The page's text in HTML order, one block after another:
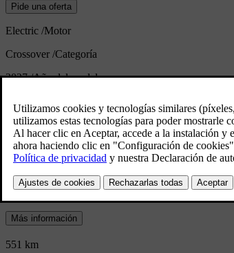
Pide una oferta
Electric /Motor
Crossover /Categoría
2027 /Año del modelo:
EC40 Presentación
La autonomía y la carga
No llegues sin más. Haz una
Autonomía eléctrica (combinada)
Más información
551 km